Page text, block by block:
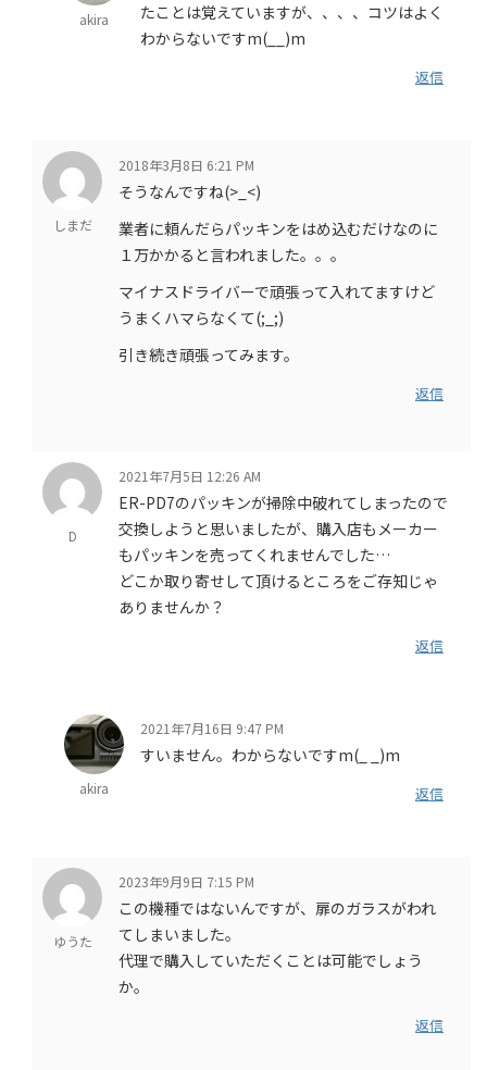
akira
たことは覚えていますが、、、、コツはよく
わからないですm(__)m
返信
しまだ
2018年3月8日 6:21 PM
そうなんですね(>_<)
業者に頼んだらパッキンをはめ込むだけなのに
１万かかると言われました。。。
マイナスドライバーで頑張って入れてますけど
うまくハマらなくて(;_;)
引き続き頑張ってみます。
返信
D
2021年7月5日 12:26 AM
ER-PD7のパッキンが掃除中破れてしまったので
交換しようと思いましたが、購入店もメーカー
もパッキンを売ってくれませんでした…
どこか取り寄せして頂けるところをご存知じゃ
ありませんか？
返信
akira
2021年7月16日 9:47 PM
すいません。わからないですm(_ _)m
返信
ゆうた
2023年9月9日 7:15 PM
この機種ではないんですが、扉のガラスがわれ
てしまいました。
代理で購入していただくことは可能でしょう
か。
返信